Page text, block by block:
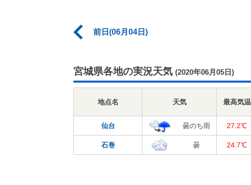
前日(06月04日)
宮城県各地の実況天気 (2020年06月05日)
地点名 天気 最高気温
仙台 曇のち雨 27.2℃
石巻 曇 24.7℃